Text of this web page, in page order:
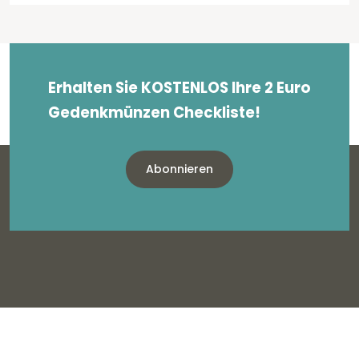
Erhalten Sie KOSTENLOS Ihre 2 Euro
Gedenkmünzen Checkliste!
Abonnieren